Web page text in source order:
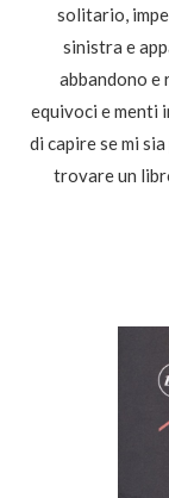
solitario,
sinistra e
abbandono
equivoci e menti
di capire se mi
trovare un